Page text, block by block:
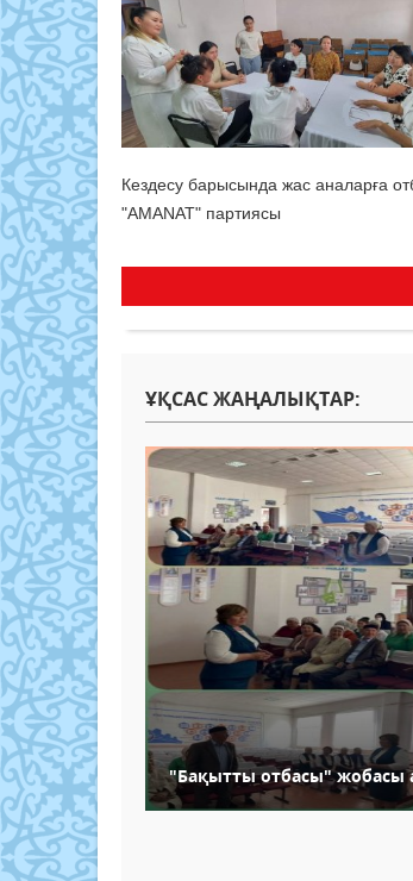
Кездесу барысында жас аналарға
"AMANAT" партиясы
ҰҚСАС ЖАҢАЛЫҚТАР:
"Бақытты отбасы" жобасы